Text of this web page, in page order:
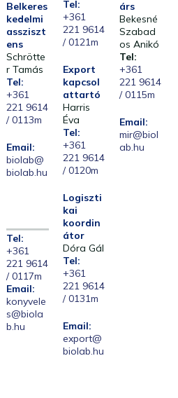
Belkeres
kedelmi
assziszt
ens
Schrötte
r Tamás
Tel:
+361
221 9614
/ 0113m
Email:
biolab@
biolab.hu
Tel:
+361
221 9614
/ 0117m
Email:
konyvele
s@biola
b.hu
Tel:
+361
221 9614
/ 0121m
Export
kapcsol
attartó
Harris
Éva
Tel:
+361
221 9614
/ 0120m
Logiszti
kai
koordin
átor
Dóra Gál
Tel:
+361
221 9614
/ 0131m
Email:
export@
biolab.hu
árs
Bekesné
Szabad
os Anikó
Tel:
+361
221 9614
/ 0115m
Email:
mir@biol
ab.hu